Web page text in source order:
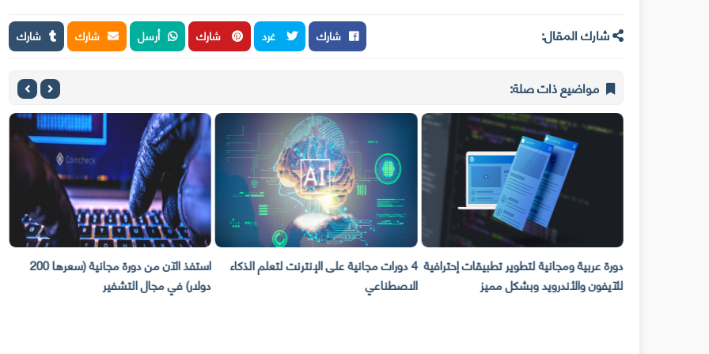
شارك المقال: شارك غرد شارك أرسل شارك شارك
مواضيع ذات صلة:
دورة عربية ومجانية لتطوير تطبيقات إحترافية
للآيفون والأندرويد وبشكل مميز
4 دورات مجانية على الإنترنت لتعلم الذكاء
الاصطناعي
استفذ الآن من دورة مجانية (سعرها 200
دولار) في مجال التشفير